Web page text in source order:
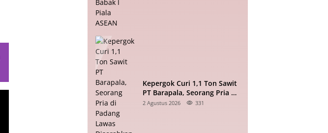
Kepergok Curi 1,1 Ton Sawit
PT Barapala, Seorang Pria di
Padang Lawas Diserahkan ke
2 Agustus 2026 331